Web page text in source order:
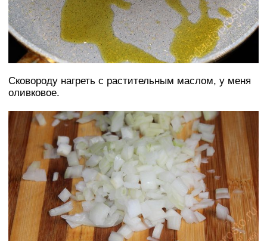
Сковороду нагреть с растительным маслом, у меня
оливковое.